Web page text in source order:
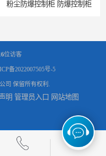
粉尘防爆控制柜 防爆控制柜
防腐防尘防爆控制柜 湖北防爆控制箱
位访客
备2022007505号-5
司 保留所有权利.
明 管理员入口 网站地图